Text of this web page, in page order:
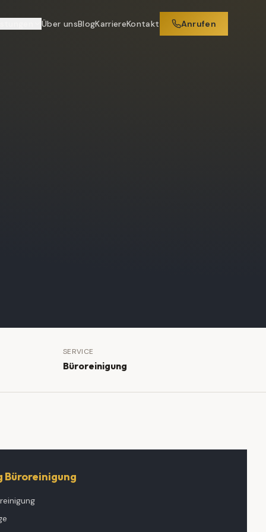
Über unsBlogKarriereKontakt Anrufen
SERVICE
Büroreinigung
Büroreinigung